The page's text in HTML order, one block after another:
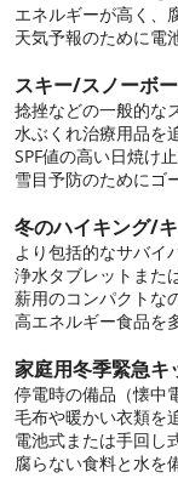
エネルギーが高く、
天気予報のために電
スキー/スノーボ
捻挫などの一般的な
水ぶくれ治療用品を
SPF値の高い日焼け
雪目予防のためにゴ
冬のハイキング/
より包括的なサバイ
浄水タブレットまた
薪用のコンパクトな
高エネルギー食品を
家庭用冬季緊急キ
停電時の備品（懐中
毛布や暖かい衣類を
電池式または手回し
腐らない食料と水を